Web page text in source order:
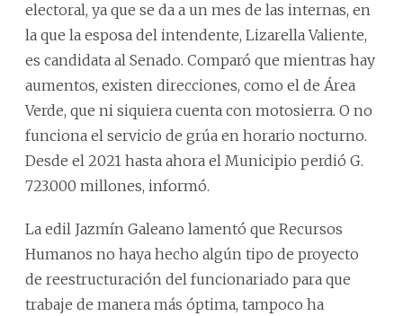
electoral, ya que se da a un mes de las internas, en
la que la esposa del intendente, Lizarella Valiente,
es candidata al Senado. Comparó que mientras hay
aumentos, existen direcciones, como el de Área
Verde, que ni siquiera cuenta con motosierra. O no
funciona el servicio de grúa en horario nocturno.
Desde el 2021 hasta ahora el Municipio perdió G.
723.000 millones, informó.
La edil Jazmín Galeano lamentó que Recursos
Humanos no haya hecho algún tipo de proyecto
de reestructuración del funcionariado para que
trabaje de manera más óptima, tampoco ha